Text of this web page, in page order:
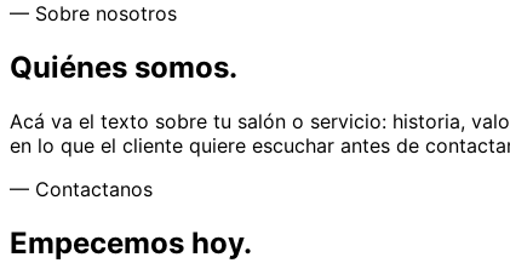
— Sobre nosotros
Quiénes somos.
Acá va el texto sobre tu salón o servicio: historia,
en lo que el cliente quiere escuchar antes de
— Contactanos
Empecemos hoy.